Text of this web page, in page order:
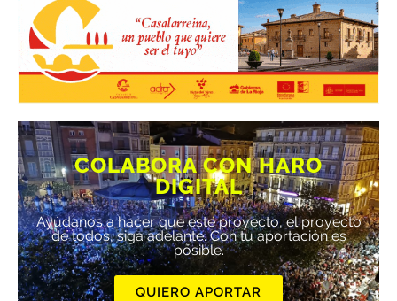
COLABORA CON HARO
DIGITAL
Ayúdanos a hacer que este proyecto, el proyecto
de todos, siga adelante. Con tu aportación es
posible.
QUIERO APORTAR